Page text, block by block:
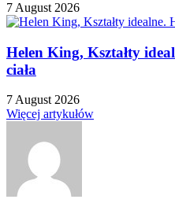
7 August 2026
Helen King, Kształty
ciała
7 August 2026
Więcej artykułów